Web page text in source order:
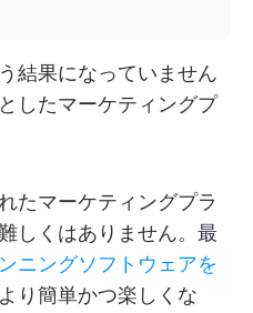
結果になっていません
したマーケティングプ
たマーケティングプラ
しくはありません。最
ニングソフトウェアを
り簡単かつ楽しくな